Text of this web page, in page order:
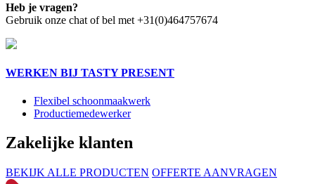
Heb je vragen?
Gebruik onze chat of bel met +31(0)464757674
WERKEN BIJ TASTY PRESENT
Flexibel schoonmaakwerk
Productiemedewerker
Zakelijke klanten
BEKIJK ALLE PRODUCTEN OFFERTE AANVRAGEN